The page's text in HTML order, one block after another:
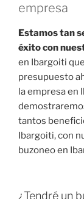
empresa
Estamos tan
éxito con
en Ibargoiti
presupuesto
la empresa en
tantos
Ibargoiti, con
buzoneo en
¿Tendré un